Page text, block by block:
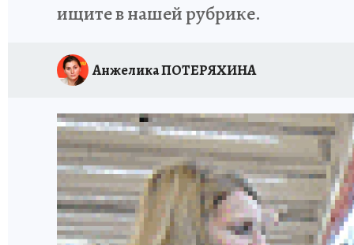
ищите в нашей рубрике.
Анжелика ПОТЕРЯХИНА